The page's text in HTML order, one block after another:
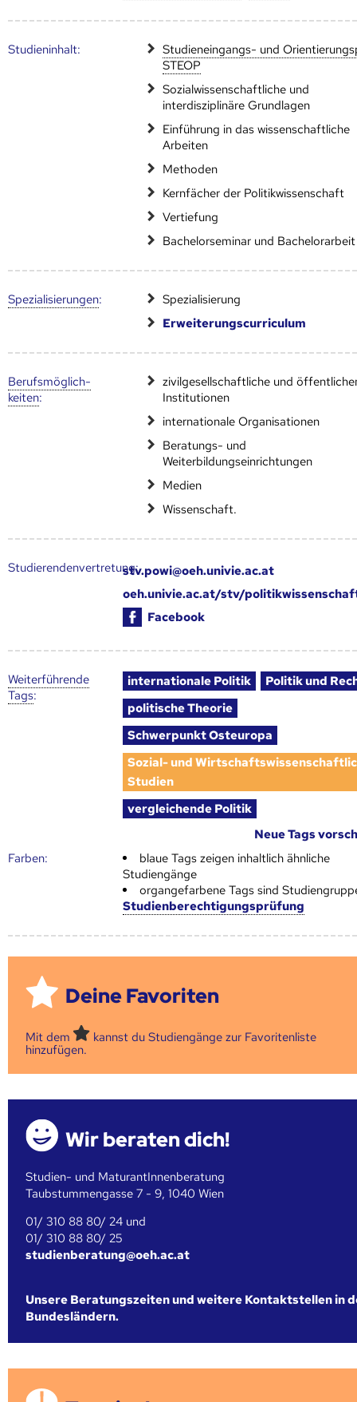
Studien­inhalt:
Studieneingangs- und
STEOP
Sozialwissenschaftliche und
interdisziplinäre Grundlagen
Einführung in das wissenschaftliche
Arbeiten
Methoden
Kernfächer der Politikwissenschaft
Vertiefung
Bachelorseminar und Bachelorarbeit
Speziali­sierungen:
Spezialisierung
Erweiterungscurriculum
Berufs­möglich­
keiten:
zivilgesellschaftliche und
Institutionen
internationale Organisationen
Beratungs- und
Weiterbildungseinrichtungen
Medien
Wissenschaft.
Studierendenvertretung:stv.powi@oeh.univie.ac.at
oeh.univie.ac.at/stv/
Facebook
Weiter­führende
Tags:
internationale Politik
Politik und
politische Theorie
Schwerpunkt Osteuropa
Sozial- und
Studien
vergleichende Politik
Neue Tags
Farben:
blaue Tags zeigen inhaltlich ähnliche
Studiengänge
organgefarbene Tags sind
Studienberechtigungsprüfung
Deine Favoriten
Mit dem
kannst du Studiengänge zur Favoritenliste
hinzufügen.
Wir beraten dich!
Studien- und MaturantInnenberatung
Taubstummengasse 7 - 9, 1040 Wien
01/ 310 88 80/ 24 und
01/ 310 88 80/ 25
studienberatung@oeh.ac.at
Unsere Beratungszeiten und weitere Kontaktstellen in
Bundesländern.